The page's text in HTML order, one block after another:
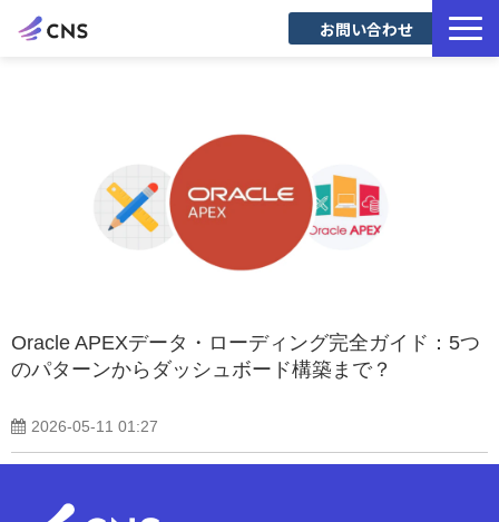
お問い合わせ
Oracle APEXデータ・ローディング完全ガイド：5つ
のパターンからダッシュボード構築まで？
2026-05-11 01:27